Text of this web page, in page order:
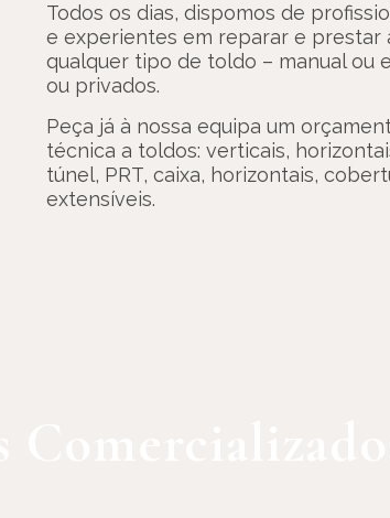
Todos os dias, dispomos de
e experientes em reparar e prestar
qualquer tipo de toldo – manual ou
ou privados.
Peça já à nossa equipa um
técnica a toldos: verticais,
túnel, PRT, caixa, horizontais,
extensíveis.